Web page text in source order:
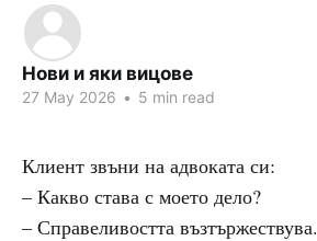
Нови и яки вицове
27 May 2026 • 5 min read
Клиент звъни на адвоката си:
– Какво става с моето дело?
– Справеливостта възтържествува.